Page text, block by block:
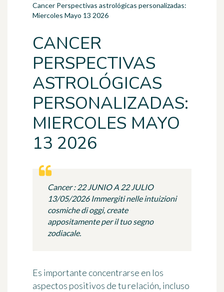
Cancer Perspectivas astrológicas personalizadas:
Miercoles Mayo 13 2026
CANCER
PERSPECTIVAS
ASTROLÓGICAS
PERSONALIZADAS:
MIERCOLES MAYO
13 2026
Cancer : 22 JUNIO A 22 JULIO
13/05/2026 Immergiti nelle intuizioni
cosmiche di oggi, create
appositamente per il tuo segno
zodiacale.
Es importante concentrarse en los
aspectos positivos de tu relación, incluso